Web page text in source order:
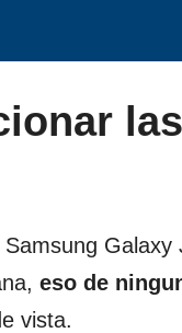
eso de
vista.